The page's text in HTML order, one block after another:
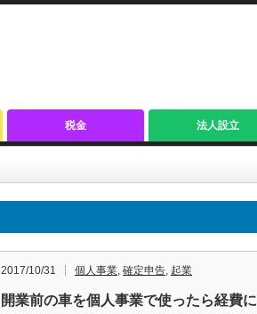
税金 法人設立
2017/10/31 個人事業, 確定申告, 起業
開業前の車を個人事業で使ったら経費に